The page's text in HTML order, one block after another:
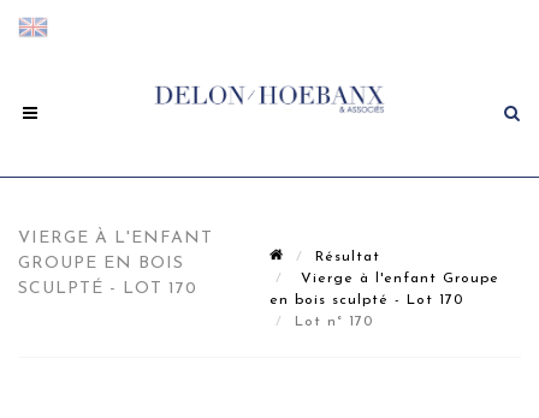
VIERGE À L'ENFANT
GROUPE EN BOIS
SCULPTÉ - LOT 170
Résultat
Vierge à l'enfant Groupe
en bois sculpté - Lot 170
Lot n° 170